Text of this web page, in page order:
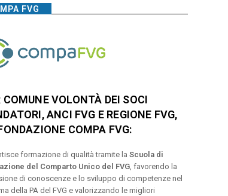
FVG
COMUNE VOLONTÀ DEI SOCI
ANCI FVG E REGIONE FVG,
COMPA FVG:
formazione di qualità tramite la Scuola di
del Comparto Unico del FVG, favorendo la
di conoscenze e lo sviluppo di competenze nel
della PA del FVG e valorizzando le migliori